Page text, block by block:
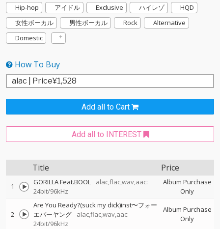
Hip-hop
アイドル Exclusive ハイレゾ
HQD
女性ボーカル
男性ボーカル Rock
Alternative
Domestic
How To Buy
Add all to Cart
Add all to INTEREST
Title Price
1 GORILLA Feat.BOOL
alac,flac,wav,aac:
24bit/96kHz
Album Purchase
Only
2
Are You Ready?(suck my dick)inst〜フォー
エバーヤング
alac,flac,wav,aac:
24bit/96kHz
Album Purchase
Only